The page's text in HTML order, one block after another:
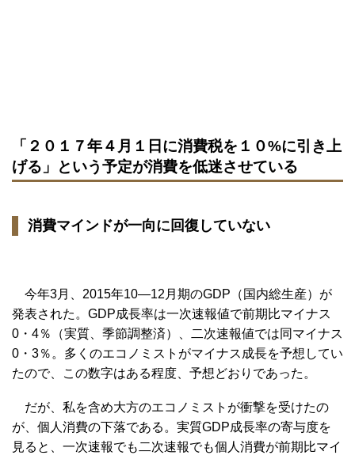
「２０１７年４月１日に消費税を１０%に引き上
げる」という予定が消費を低迷させている
消費マインドが一向に回復していない
今年3月、2015年10―12月期のGDP（国内総生産）が
発表された。GDP成長率は一次速報値で前期比マイナス
0・4％（実質、季節調整済）、二次速報値では同マイナス
0・3％。多くのエコノミストがマイナス成長を予想してい
たので、この数字はある程度、予想どおりであった。
だが、私を含め大方のエコノミストが衝撃を受けたの
が、個人消費の下落である。実質GDP成長率の寄与度を
見ると、一次速報でも二次速報でも個人消費が前期比マイ